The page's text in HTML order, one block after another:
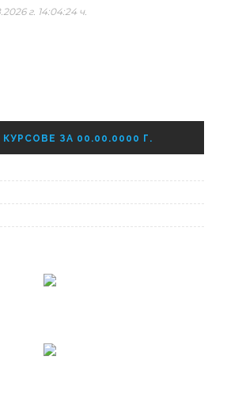
г. 14:04:24 ч.
ЗА 00.00.0000 Г.